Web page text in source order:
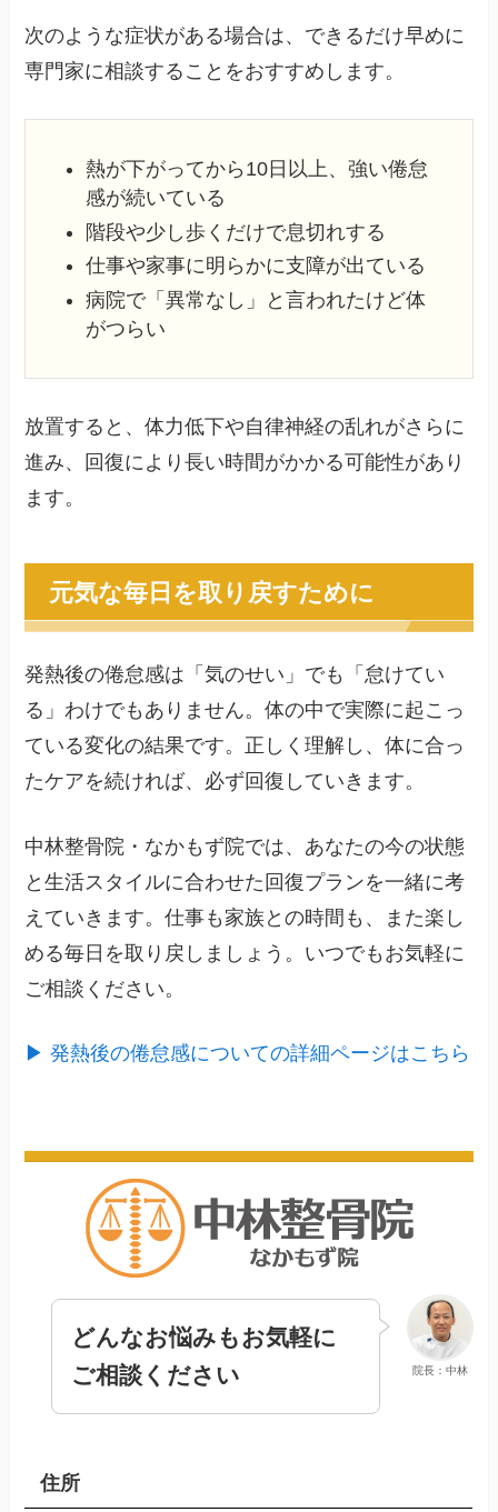
次のような症状がある場合は、できるだけ早めに
専門家に相談することをおすすめします。
熱が下がってから10日以上、強い倦怠
感が続いている
階段や少し歩くだけで息切れする
仕事や家事に明らかに支障が出ている
病院で「異常なし」と言われたけど体
がつらい
放置すると、体力低下や自律神経の乱れがさらに
進み、回復により長い時間がかかる可能性があり
ます。
元気な毎日を取り戻すために
発熱後の倦怠感は「気のせい」でも「怠けてい
る」わけでもありません。体の中で実際に起こっ
ている変化の結果です。正しく理解し、体に合っ
たケアを続ければ、必ず回復していきます。
中林整骨院・なかもず院では、あなたの今の状態
と生活スタイルに合わせた回復プランを一緒に考
えていきます。仕事も家族との時間も、また楽し
める毎日を取り戻しましょう。いつでもお気軽に
ご相談ください。
▶ 発熱後の倦怠感についての詳細ページはこちら
院長：中林
どんなお悩みもお気軽に
ご相談ください
住所